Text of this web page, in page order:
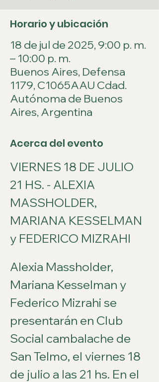
Horario y ubicación
18 de jul de 2025, 9:00 p. m.
– 10:00 p. m.
Buenos Aires, Defensa
1179, C1065AAU Cdad.
Autónoma de Buenos
Aires, Argentina
Acerca del evento
VIERNES 18 DE JULIO
21 HS. - ALEXIA
MASSHOLDER,
MARIANA KESSELMAN
y FEDERICO MIZRAHI
Alexia Massholder,
Mariana Kesselman y
Federico Mizrahi se
presentarán en Club
Social cambalache de
San Telmo, el viernes 18
de julio a las 21 hs. En el